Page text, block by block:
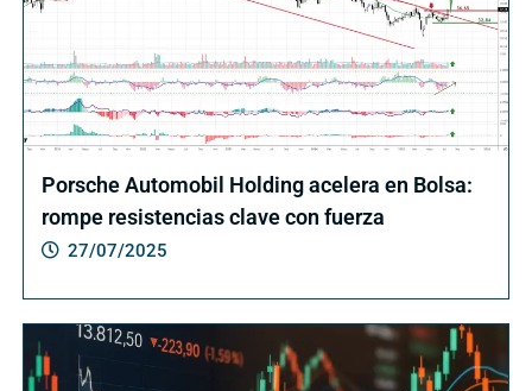
Porsche Automobil Holding acelera en Bolsa:
rompe resistencias clave con fuerza
27/07/2025